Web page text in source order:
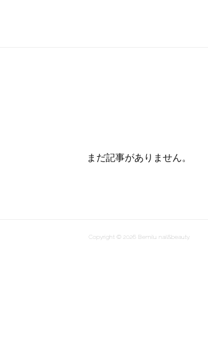
まだ記事がありません。
Copyright © 2026 Bemilu nail&beauty.